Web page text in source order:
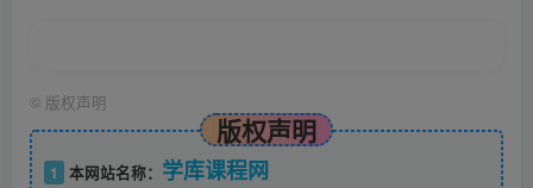
© 版权声明
版权声明
1 本网站名称： 学库课程网